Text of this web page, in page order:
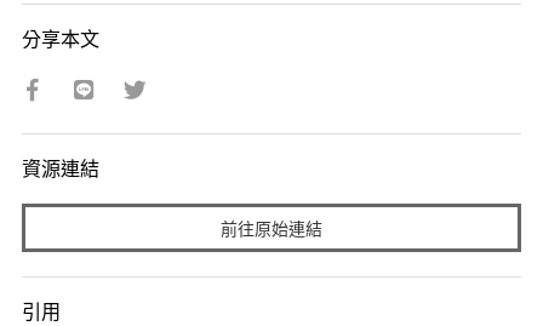
分享本文
資源連結
前往原始連結
引用